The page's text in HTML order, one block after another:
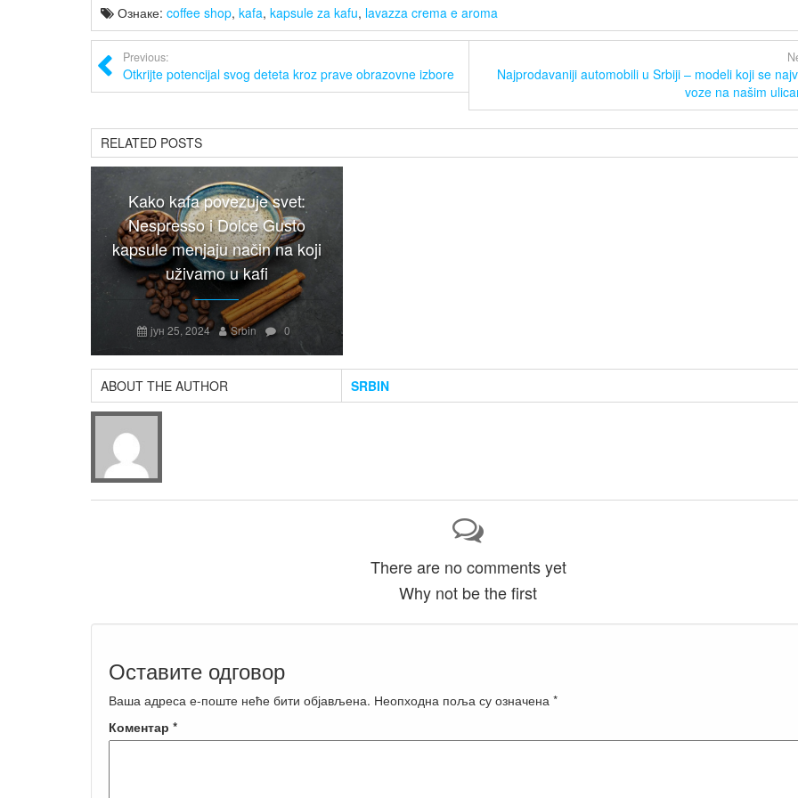
Ознаке: coffee shop, kafa, kapsule za kafu, lavazza crema e aroma
Previous:
Otkrijte potencijal svog deteta kroz prave obrazovne izbore
Najprodavaniji automobili u Srbiji – modeli koji se
voze na našim
RELATED POSTS
Kako kafa povezuje svet:
Nespresso i Dolce Gusto
kapsule menjaju način na koji
uživamo u kafi
јун 25, 2024 Srbin 0
ABOUT THE AUTHOR SRBIN
There are no comments yet
Why not be the first
Оставите одговор
Ваша адреса е-поште неће бити објављена. Неопходна поља су означена *
Коментар *